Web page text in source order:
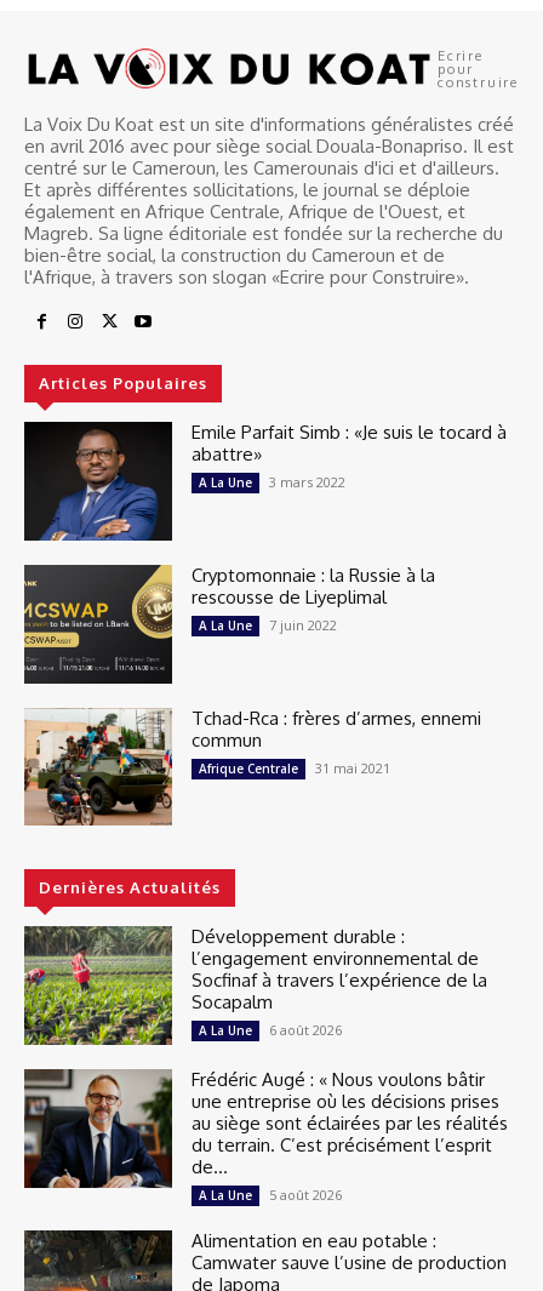
Ecrire
pour
construire
La Voix Du Koat est un site d'informations généralistes créé
en avril 2016 avec pour siège social Douala-Bonapriso. Il est
centré sur le Cameroun, les Camerounais d'ici et d'ailleurs.
Et après différentes sollicitations, le journal se déploie
également en Afrique Centrale, Afrique de l'Ouest, et
Magreb. Sa ligne éditoriale est fondée sur la recherche du
bien-être social, la construction du Cameroun et de
l'Afrique, à travers son slogan «Ecrire pour Construire».
Articles Populaires
Emile Parfait Simb : «Je suis le tocard à
abattre»
A La Une 3 mars 2022
Cryptomonnaie : la Russie à la
rescousse de Liyeplimal
A La Une 7 juin 2022
Tchad-Rca : frères d’armes, ennemi
commun
Afrique Centrale 31 mai 2021
Dernières Actualités
Développement durable :
l’engagement environnemental de
Socfinaf à travers l’expérience de la
Socapalm
A La Une 6 août 2026
Frédéric Augé : « Nous voulons bâtir
une entreprise où les décisions prises
au siège sont éclairées par les réalités
du terrain. C’est précisément l’esprit
de...
A La Une 5 août 2026
Alimentation en eau potable :
Camwater sauve l’usine de production
de Japoma